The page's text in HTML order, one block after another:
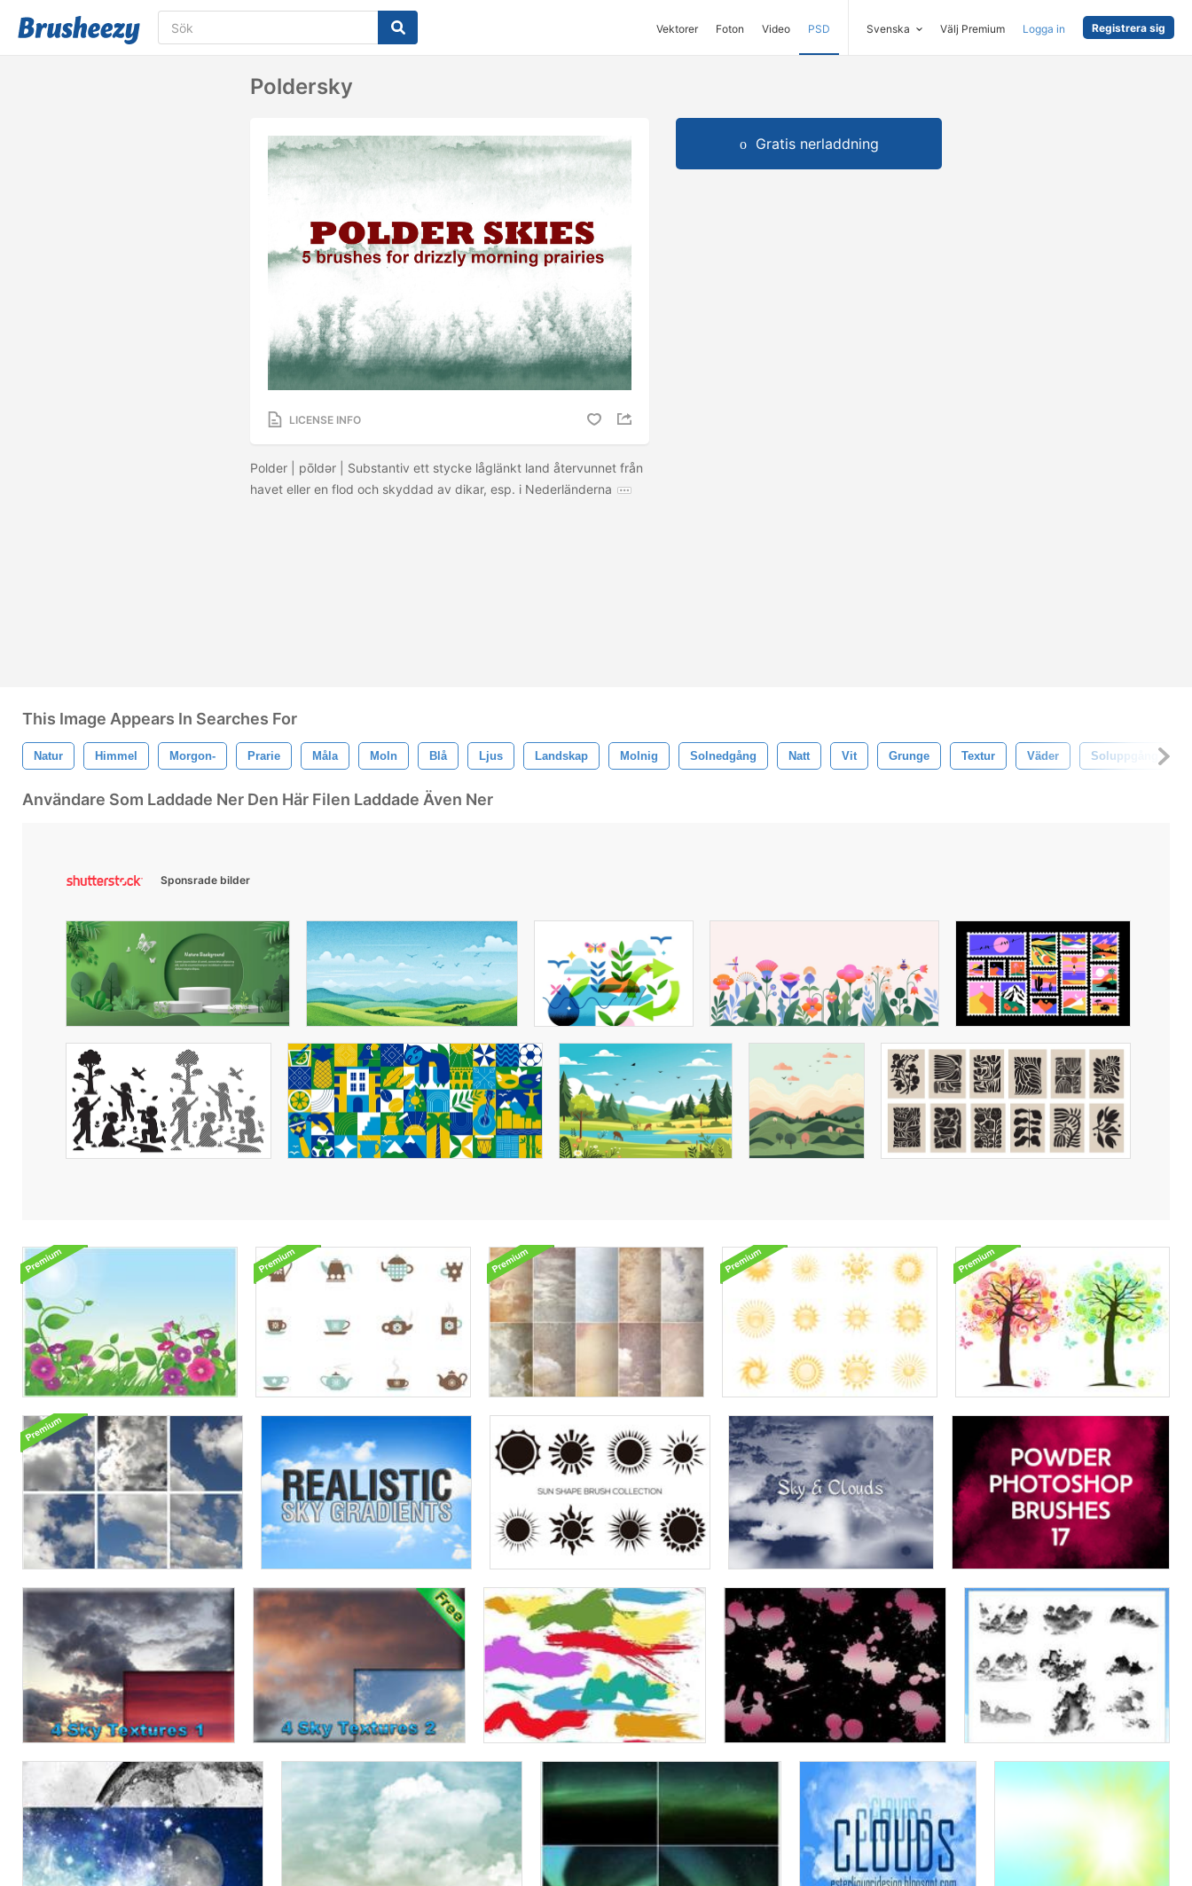
Vektorer Foton Video PSD Svenska Välj Premium Logga in Registrera sig
Poldersky
LICENSE INFO
Polder | pōldər | Substantiv ett stycke låglänkt land återvunnet från
havet eller en flod och skyddad av dikar, esp. i Nederländerna
Gratis nerladdning
This Image Appears In Searches For
Natur Himmel Morgon- Prarie Måla Moln Blå Ljus Landskap Molnig Solnedgång Natt Vit Grunge Textur Väder Soluppgång
Användare Som Laddade Ner Den Här Filen Laddade Även Ner
Sponsrade bilder